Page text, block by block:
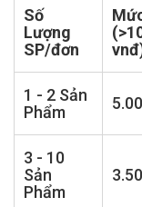
Số
Lượng
SP/đơn
1 - 2 Sản
Phẩm
3 - 10
Sản
Phẩm